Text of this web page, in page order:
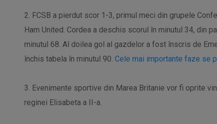
2. FCSB a pierdut scor 1-3, primul meci din grupele
Ham United. Cordea a deschis scorul în minutul 34, din
minutul 68. Al doilea gol al gazdelor a fost înscris de
închis tabela în minutul 90. Cele mai importante faze se
3. Evenimente sportive din Marea Britanie vor fi oprite
reginei Elisabeta a II-a.